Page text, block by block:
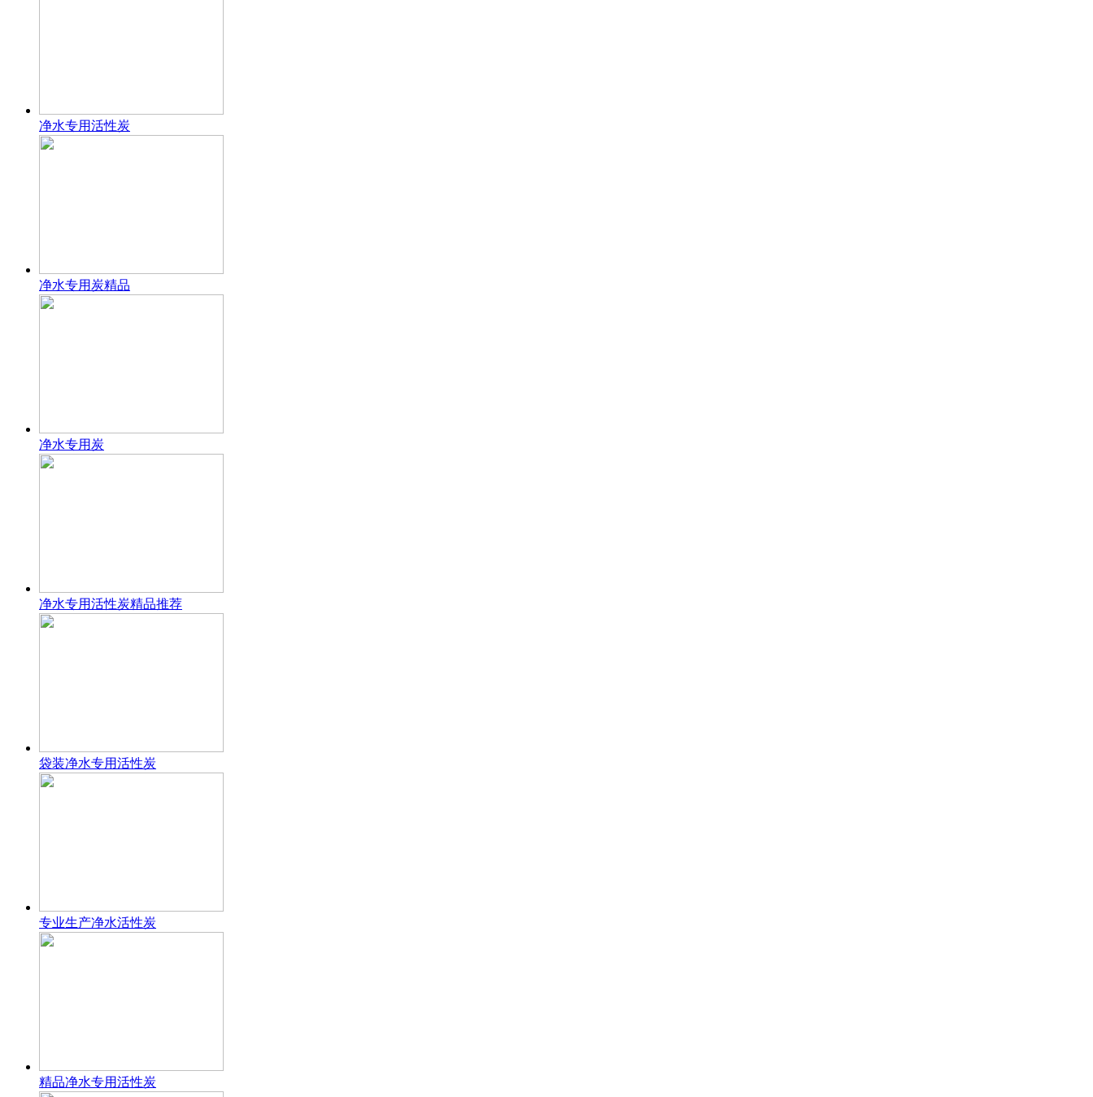
净水专用活性炭
净水专用炭精品
净水专用炭
净水专用活性炭精品推荐
袋装净水专用活性炭
专业生产净水活性炭
精品净水专用活性炭